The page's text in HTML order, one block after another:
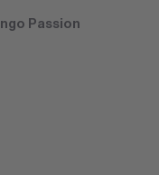
Passion